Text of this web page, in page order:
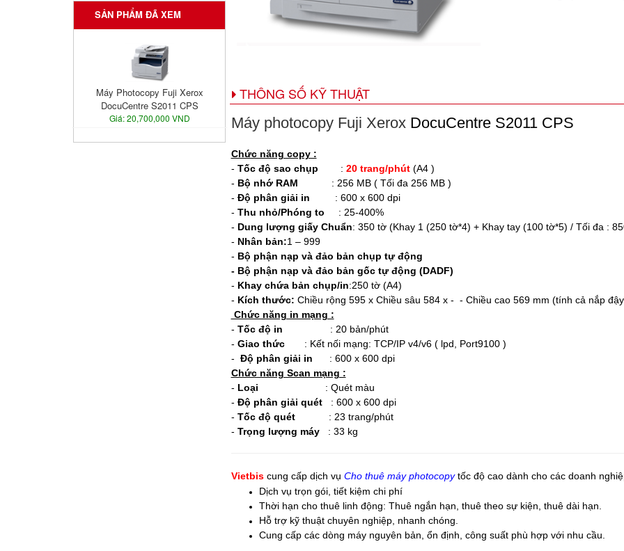
SẢN PHẨM ĐÃ XEM
Máy Photocopy Fuji Xerox
DocuCentre S2011 CPS
Giá: 20,700,000 VND
THÔNG SỐ KỸ THUẬT
Máy photocopy Fuji XeroxDocuCentre S2011 CPS
Chức năng copy :
- Tốc độ sao chụp : 20 trang/phút(A4 )
- Bộ nhớ RAM : 256 MB ( Tối đa 256 MB )
- Độ phân giải in : 600 x 600 dpi
- Thu nhỏ/Phóng to : 25-400%
- Dung lượng giấy Chuẩn: 350 tờ (Khay 1 (250 tờ*4) + Khay tay (100 tờ*5) / Tối đa :
- Nhân bản:1 – 999
- Bộ phận nạp và đảo bản chụp tự động
- Bộ phận nạp và đảo bản gốc tự động (DADF)
- Khay chứa bản chụp/in:250 tờ (A4)
- Kích thước: Chiều rộng 595 x Chiều sâu 584 x - - Chiều cao 569 mm (tính cả nắp
Chức năng in mạng :
- Tốc độ in : 20 bản/phút
- Giao thức: Kết nối mạng: TCP/IP v4/v6 ( lpd, Port9100)
- Độ phân giải in : 600 x 600 dpi
Chức năng Scan mạng :
- Loại : Quét màu
- Độ phân giải quét
: 600 x 600 dpi
- Tốc độ quét
: 23 trang/phút
- Trọng lượng máy: 33 kg
Vietbis cung cấp dịch vụ Cho thuê máy photocopytốc độ cao dành cho các doanh
Dịch vụ trọn gói, tiết kiệm chi phí
Thời hạn cho thuê linh động: Thuê ngắn hạn, thuê theo sự kiện, thuê dài hạn.
Hỗ trợ kỹ thuật chuyên nghiệp, nhanh chóng.
Cung cấp các dòng máy nguyên bản, ổn định, công suất phù hợp với nhu cầu.